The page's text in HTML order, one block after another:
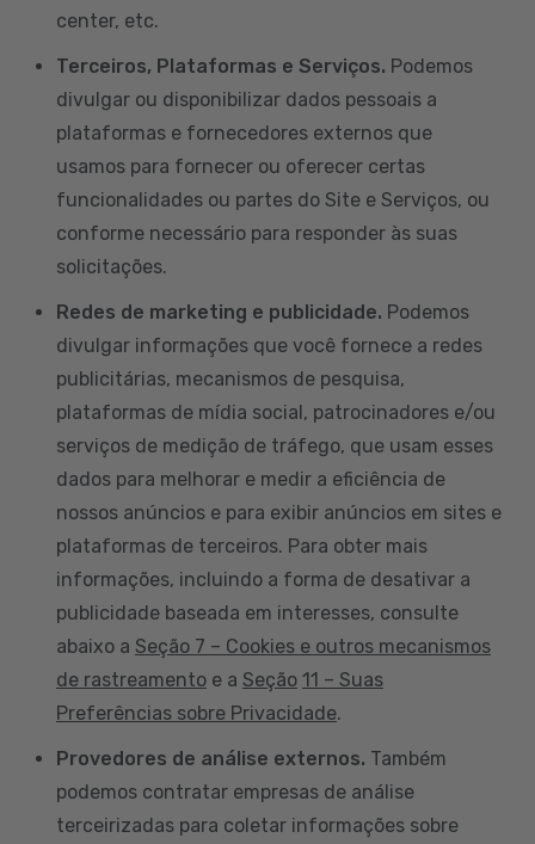
center, etc.
Terceiros, Plataformas e Serviços. Podemos
divulgar ou disponibilizar dados pessoais a
plataformas e fornecedores externos que
usamos para fornecer ou oferecer certas
funcionalidades ou partes do Site e Serviços, ou
conforme necessário para responder às suas
solicitações.
Redes de marketing e publicidade. Podemos
divulgar informações que você fornece a redes
publicitárias, mecanismos de pesquisa,
plataformas de mídia social, patrocinadores e/ou
serviços de medição de tráfego, que usam esses
dados para melhorar e medir a eficiência de
nossos anúncios e para exibir anúncios em sites e
plataformas de terceiros. Para obter mais
informações, incluindo a forma de desativar a
publicidade baseada em interesses, consulte
abaixo a Seção 7 – Cookies e outros mecanismos
de rastreamento e a Seção 11 – Suas
Preferências sobre Privacidade.
Provedores de análise externos. Também
podemos contratar empresas de análise
terceirizadas para coletar informações sobre